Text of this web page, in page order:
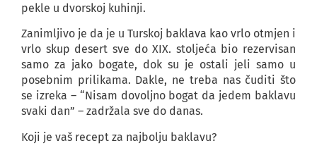
pekle u dvorskoj kuhinji.
Zanimljivo je da je u Turskoj baklava kao vrlo otmjen i
vrlo skup desert sve do XIX. stoljeća bio rezervisan
samo za jako bogate, dok su je ostali jeli samo u
posebnim prilikama. Dakle, ne treba nas čuditi što
se izreka – “Nisam dovoljno bogat da jedem baklavu
svaki dan” – zadržala sve do danas.
Koji je vaš recept za najbolju baklavu?